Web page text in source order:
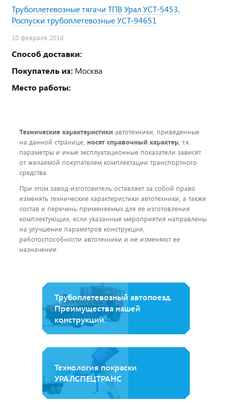
Трубоплетевозные тягачи ТПВ Урал УСТ-5453,
Роспуски трубоплетевозные УСТ-94651
10 февраля 2014
Способ доставки:
Покупатель из: Москва
Место работы:
Технические характеристики автотехники, приведенные
на данной странице, носят справочный характер, т.к.
параметры и иные эксплуатационные показатели зависят
от желаемой покупателем комплектации транспортного
средства.
При этом завод-изготовитель оставляет за собой право
изменять технические характеристики автотехники, а также
состав и перечень применяемых для ее изготовления
комплектующих, если указанные мероприятия направлены
на улучшение параметров конструкции,
работоспособности автотехники и не изменяют ее
назначение.
Трубоплетевозный автопоезд.
Преимущества нашей
конструкции.
Технология покраски
УРАЛСПЕЦТРАНС